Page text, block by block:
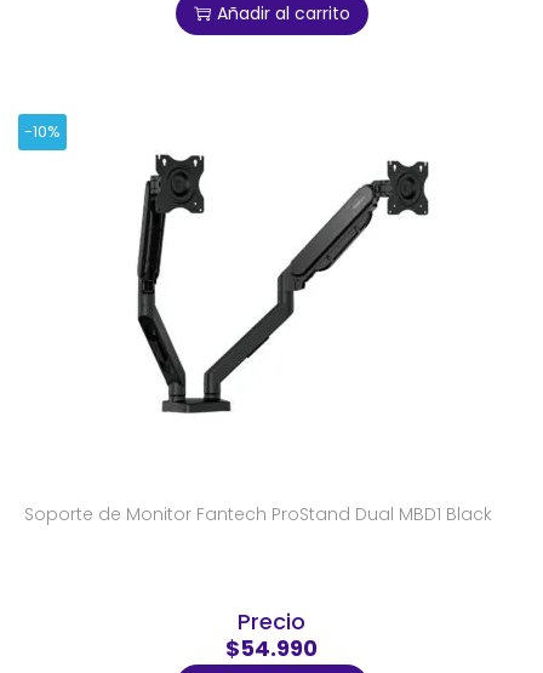
Añadir al carrito
-10%
Soporte de Monitor Fantech ProStand Dual MBD1 Black
Precio
$54.990